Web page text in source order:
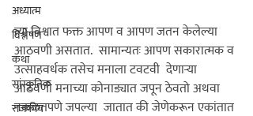
अध्यात्म
विश्लेषण
कथा
सांस्कृतिक
राजकीय
त्या विश्वात फक्त आपण व आपण जतन केलेल्या
आठवणी असतात.  सामान्यतः आपण सकारात्मक व
उत्साहवर्धक तसेच मनाला टवटवी  देणार्‍या
आठवणी मनाच्या कोनाड्यात जपून ठेवतो अथवा
नकळतपणे जपल्या  जातात की जेणेकरून एकांतात